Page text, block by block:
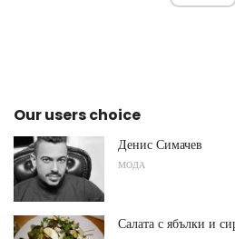
Our users choice
Денис Симачев
МОДА
Салата с ябълки и